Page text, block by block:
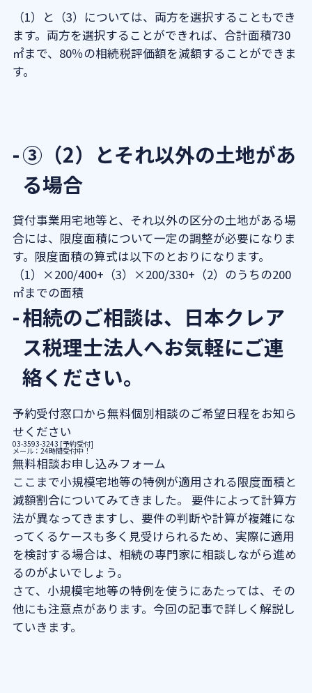
（1）と（3）については、両方を選択することもでき
ます。両方を選択することができれば、合計面積730
㎡まで、80％の相続税評価額を減額することができま
す。
③（2）とそれ以外の土地があ
る場合
貸付事業用宅地等と、それ以外の区分の土地がある場
合には、限度面積について一定の調整が必要になりま
す。限度面積の算式は以下のとおりになります。
（1）×200/400+（3）×200/330+（2）のうちの200
㎡までの面積
相続のご相談は、日本クレア
ス税理士法人へお気軽にご連
絡ください。
予約受付窓口から無料個別相談のご希望日程をお知ら
せください
03-3593-3243 [予約受付]
メール：24時間受付中！
無料相談お申し込みフォーム
ここまで小規模宅地等の特例が適用される限度面積と
減額割合についてみてきました。 要件によって計算方
法が異なってきますし、要件の判断や計算が複雑にな
ってくるケースも多く見受けられるため、実際に適用
を検討する場合は、相続の専門家に相談しながら進め
るのがよいでしょう。
さて、小規模宅地等の特例を使うにあたっては、その
他にも注意点があります。今回の記事で詳しく解説し
ていきます。